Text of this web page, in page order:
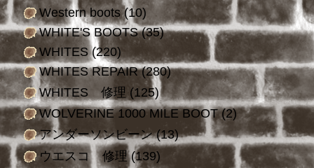
Western boots(10)
WHITE'S BOOTS(35)
WHITES(220)
WHITES REPAIR(280)
WHITES 修理 (125)
WOLVERINE 1000 MILE BOOT(2)
アンダーソンビーン(13)
ウエスコ 修理(139)